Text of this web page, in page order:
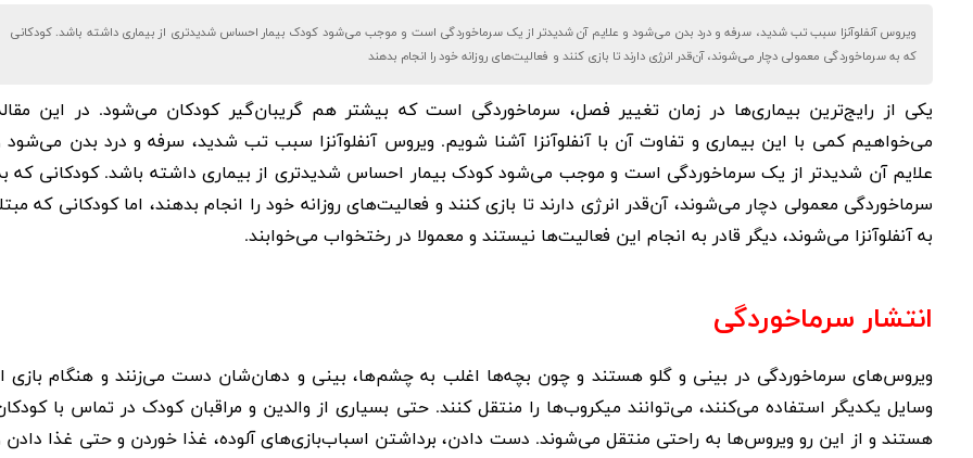
ویروس آنفلوآنزا سبب تب شدید، سرفه و درد بدن می‌شود و علایم آن شدیدتر از یک سرماخوردگی است و موجب می‌شود کودک بیمار احساس شدیدتری از بیماری داشته باشد. کودکانی
که به سرماخوردگی معمولی دچار می‌شوند، آن‌قدر انرژی دارند تا بازی کنند و فعالیت‌های روزانه خود را انجام بدهند
یکی از رایج‌ترین بیماری‌ها در زمان تغییر فصل، سرماخوردگی است که بیشتر هم گریبان‌گیر کودکان می‌شود. در این
می‌خواهیم کمی با این بیماری و تفاوت آن باآنفلوآنزا آشنا شویم. ویروسآنفلوآنزا سبب تب شدید، سرفه و درد بدن می‌شود
علایم آن شدیدتر از یک سرماخوردگی است و موجب می‌شود کودک بیمار احساس شدیدتری از بیماری داشته باشد. کودکانی که
سرماخوردگی معمولی دچار می‌شوند، آن‌قدر انرژی دارند تا بازی کنند و فعالیت‌های روزانه خود را انجام بدهند، اما کودکانی که
به آنفلوآنزا می‌شوند، دیگر قادر به انجام این فعالیت‌ها نیستند و معمولا در رختخواب می‌خوابند.
انتشار سرماخوردگی
ویروس‌های سرماخوردگی در بینی و گلو هستند و چون بچه‌ها اغلب به چشم‌ها، بینی و دهان‌شان دست می‌زنند و هنگام بازی
وسایل یکدیگر استفاده می‌کنند، می‌توانند میکروب‌ها را منتقل کنند. حتی بسیاری از والدین و مراقبان کودک در تماس با
هستند و از این رو ویروس‌ها به راحتی منتقل می‌شوند. دست دادن، برداشتن اسباب‌بازی‌های آلوده، غذا خوردن و حتی غذا دادن